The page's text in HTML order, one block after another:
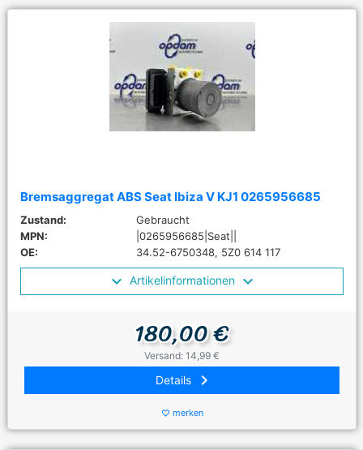
Bremsaggregat ABS Seat Ibiza V KJ1 0265956685
Zustand:
Gebraucht
MPN:
|0265956685|Seat||
OE:
34.52-6750348, 5Z0 614 117
Artikelinformationen
180,00 €
Versand: 14,99 €
Details keyboard_arrow_right
favorite_border merken